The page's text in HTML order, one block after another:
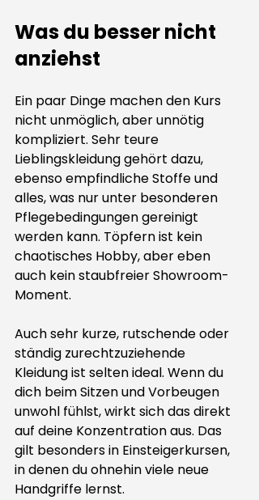
Was du besser nicht
anziehst
Ein paar Dinge machen den Kurs
nicht unmöglich, aber unnötig
kompliziert. Sehr teure
Lieblingskleidung gehört dazu,
ebenso empfindliche Stoffe und
alles, was nur unter besonderen
Pflegebedingungen gereinigt
werden kann. Töpfern ist kein
chaotisches Hobby, aber eben
auch kein staubfreier Showroom-
Moment.
Auch sehr kurze, rutschende oder
ständig zurechtzuziehende
Kleidung ist selten ideal. Wenn du
dich beim Sitzen und Vorbeugen
unwohl fühlst, wirkt sich das direkt
auf deine Konzentration aus. Das
gilt besonders in Einsteigerkursen,
in denen du ohnehin viele neue
Handgriffe lernst.